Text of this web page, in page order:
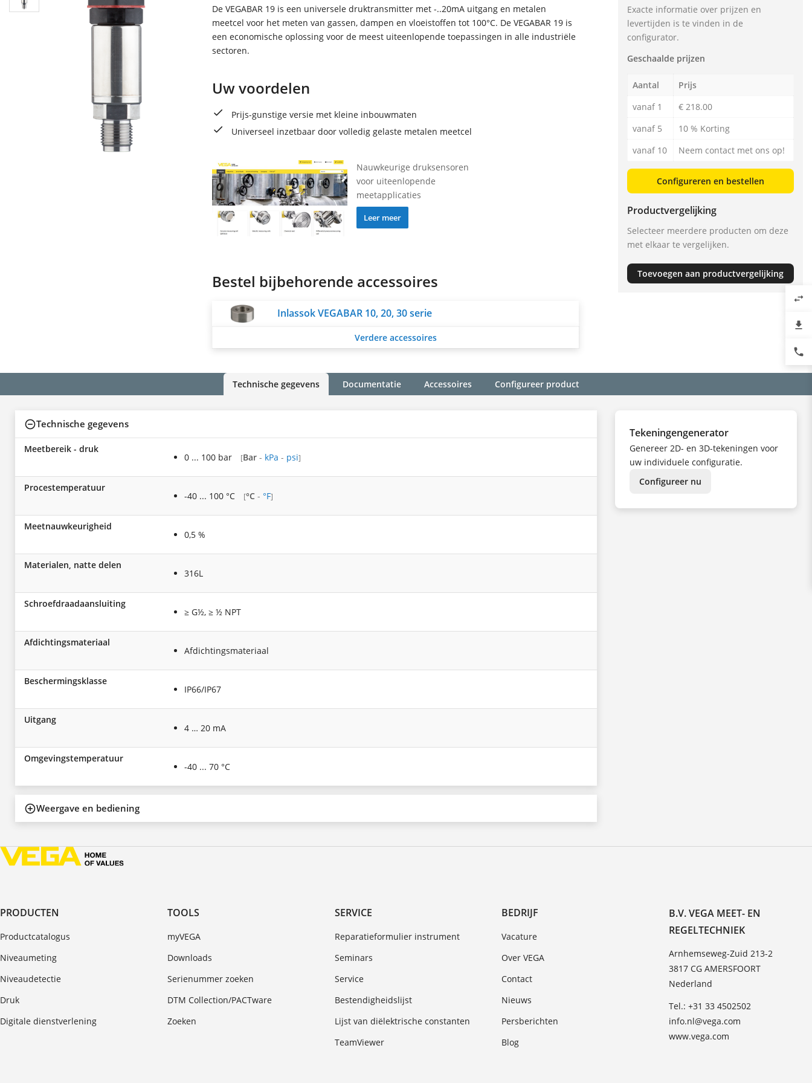
De VEGABAR 19 is een universele druktransmitter met -..20mA uitgang en metalen
meetcel voor het meten van gassen, dampen en vloeistoffen tot 100°C. De VEGABAR 19 is
een economische oplossing voor de meest uiteenlopende toepassingen in alle industriële
sectoren.
Uw voordelen
Prijs-gunstige versie met kleine inbouwmaten
Universeel inzetbaar door volledig gelaste metalen meetcel
Nauwkeurige druksensoren
voor uiteenlopende
meetapplicaties
Leer meer
Bestel bijbehorende accessoires
Inlassok VEGABAR 10, 20, 30 serie
Verdere accessoires
Exacte informatie over prijzen en
levertijden is te vinden in de
configurator.
Geschaalde prijzen
Aantal
Prijs
vanaf 1
€ 218.00
vanaf 5
10 % Korting
vanaf 10
Neem contact met ons op!
Configureren en bestellen
Productvergelijking
Selecteer meerdere producten om deze
met elkaar te vergelijken.
Toevoegen aan productvergelijking
Technische gegevens Documentatie Accessoires Configureer product
Technische gegevens
Meetbereik - druk
0 ... 100 bar [Bar- kPa - psi]
Procestemperatuur
-40 ... 100 °C [°C- °F]
Meetnauwkeurigheid
0,5 %
Materialen, natte delen
316L
Schroefdraadaansluiting
≥ G½, ≥ ½ NPT
Afdichtingsmateriaal
Afdichtingsmateriaal
Beschermingsklasse
IP66/IP67
Uitgang
4 … 20 mA
Omgevingstemperatuur
-40 ... 70 °C
Weergave en bediening
Tekeningengenerator
Genereer 2D- en 3D-tekeningen voor
uw individuele configuratie.
Configureer nu
PRODUCTEN
Productcatalogus
Niveaumeting
Niveaudetectie
Druk
Digitale dienstverlening
TOOLS
myVEGA
Downloads
Serienummer zoeken
DTM Collection/PACTware
Zoeken
SERVICE
Reparatieformulier instrument
Seminars
Service
Bestendigheidslijst
Lijst van diëlektrische constanten
TeamViewer
BEDRIJF
Vacature
Over VEGA
Contact
Nieuws
Persberichten
Blog
B.V. VEGA MEET- EN
REGELTECHNIEK
Arnhemseweg-Zuid 213-2
3817 CG AMERSFOORT
Nederland
Tel.: +31 33 4502502
info.nl@vega.com
www.vega.com
swap_horiz
file_download
phone